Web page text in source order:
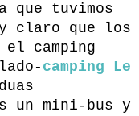
que tuvimos
claro que los
el camping
camping Le
un mini-bus y